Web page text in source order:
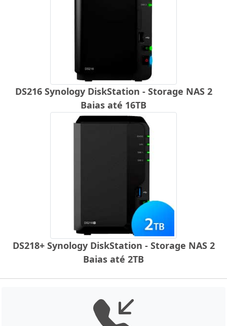
DS216 Synology DiskStation - Storage NAS 2
Baias até 16TB
DS218+ Synology DiskStation - Storage NAS 2
Baias até 2TB